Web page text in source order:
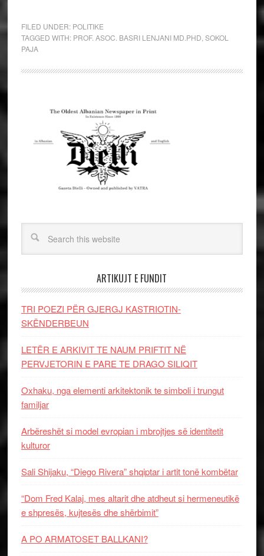
FILED UNDER: POLITIKE
TAGGED WITH: PROF. ASOC. BASRI LENJANI MD.PHD SOKOL
PAJA
ARTIKUJT E FUNDIT
TRI POEZI PËR GJERGJ KASTRIOTIN-
SKËNDERBEUN
LETËR E ARKIVIT TE NAUM PRIFTIT NË
PERVJETORIN E PARE TE DRAGO SILIQIT
Oxhaku, nga elementi arkitektonik te simboli i trungut
familjar
Arbëreshët si model evropian i mbrojtjes së identitetit
kulturor
Sali Shijaku, “Diego Rivera” shqiptar i artit tonë kombëtar
“Dom Fred Kalaj, mes altarit dhe atdheut si hermeneutikë
e shpresës, kujtesës dhe shërbimit”
A PO ARMATOSET BALLKANI?